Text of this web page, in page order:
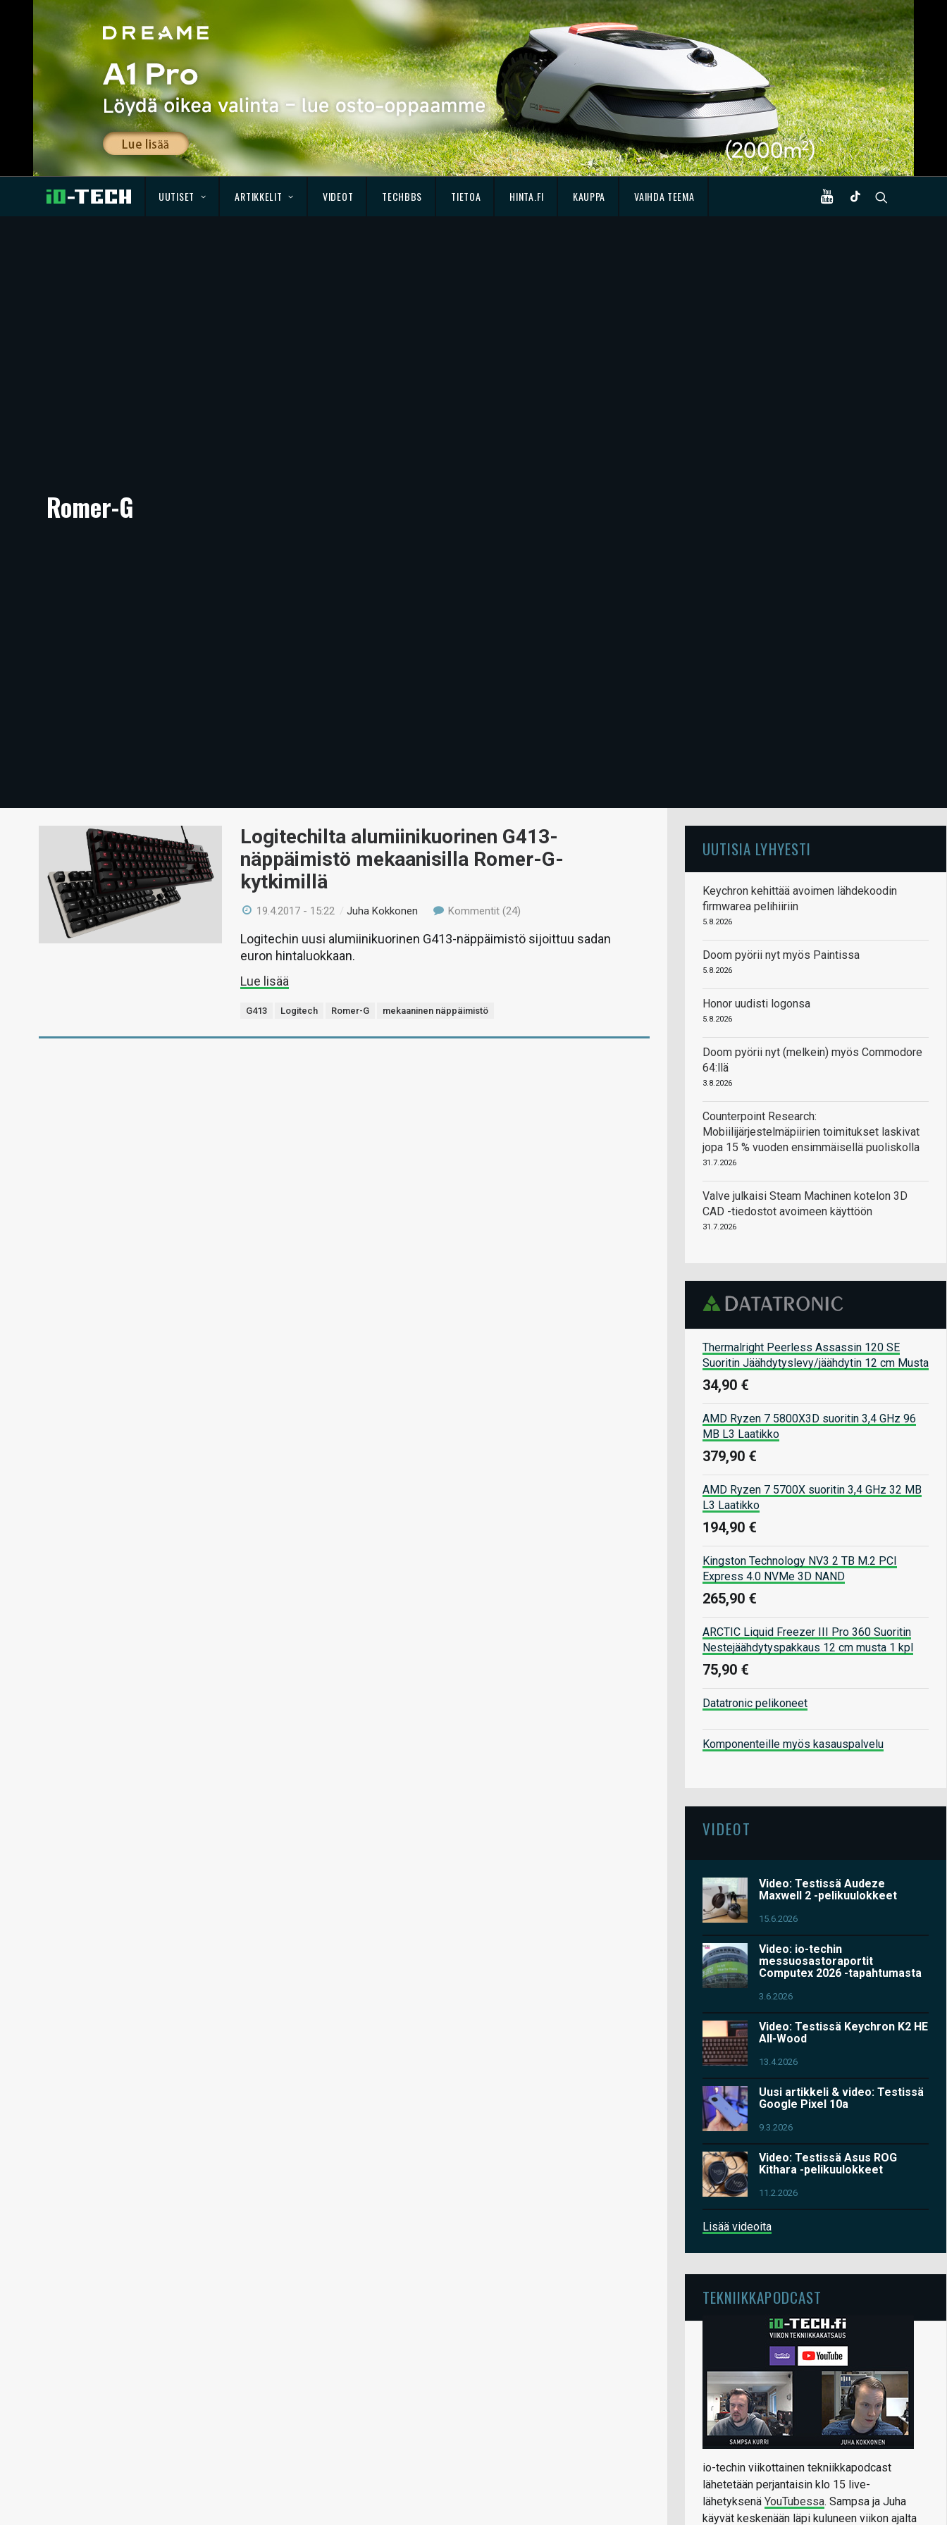
UUTISET ARTIKKELIT VIDEOT TECHBBS TIETOA HINTA.FI KAUPPA VAIHDA TEEMA
Romer-G
Logitechilta alumiinikuorinen G413-
näppäimistö mekaanisilla Romer-G-
kytkimillä
19.4.2017 - 15:22 /Juha Kokkonen Kommentit (24)
Logitechin uusi alumiinikuorinen G413-näppäimistö sijoittuu sadan
euron hintaluokkaan.
Lue lisää
G413 Logitech Romer-G mekaaninen näppäimistö
UUTISIA LYHYESTI
Keychron kehittää avoimen lähdekoodin
firmwarea pelihiiriin
5.8.2026
Doom pyörii nyt myös Paintissa
5.8.2026
Honor uudisti logonsa
5.8.2026
Doom pyörii nyt (melkein) myös Commodore
64:llä
3.8.2026
Counterpoint Research:
Mobiilijärjestelmäpiirien toimitukset laskivat
jopa 15 % vuoden ensimmäisellä puoliskolla
31.7.2026
Valve julkaisi Steam Machinen kotelon 3D
CAD -tiedostot avoimeen käyttöön
31.7.2026
Thermalright Peerless Assassin 120 SE
Suoritin Jäähdytyslevy/jäähdytin 12 cm Musta
34,90 €
AMD Ryzen 7 5800X3D suoritin 3,4 GHz 96
MB L3 Laatikko
379,90 €
AMD Ryzen 7 5700X suoritin 3,4 GHz 32 MB
L3 Laatikko
194,90 €
Kingston Technology NV3 2 TB M.2 PCI
Express 4.0 NVMe 3D NAND
265,90 €
ARCTIC Liquid Freezer III Pro 360 Suoritin
Nestejäähdytyspakkaus 12 cm musta 1 kpl
75,90 €
Datatronic pelikoneet
Komponenteille myös kasauspalvelu
VIDEOT
Video: Testissä Audeze
Maxwell 2 -pelikuulokkeet
15.6.2026
Video: io-techin
messuosastoraportit
Computex 2026 -tapahtumasta
3.6.2026
Video: Testissä Keychron K2 HE
All-Wood
13.4.2026
Uusi artikkeli & video: Testissä
Google Pixel 10a
9.3.2026
Video: Testissä Asus ROG
Kithara -pelikuulokkeet
11.2.2026
Lisää videoita
TEKNIIKKAPODCAST
io-techin viikottainen tekniikkapodcast
lähetetään perjantaisin klo 15 live-
lähetyksenä YouTubessa. Sampsa ja Juha
käyvät keskenään läpi kuluneen viikon ajalta